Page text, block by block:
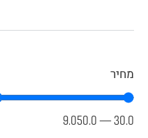
מחיר
30.0
—
9.050.0